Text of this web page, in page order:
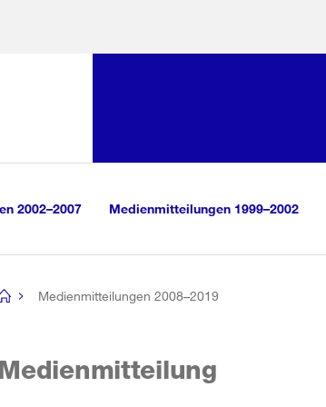
2002–2007 Medienmitteilungen 1999–2002
Medienmitteilungen 2008–2019